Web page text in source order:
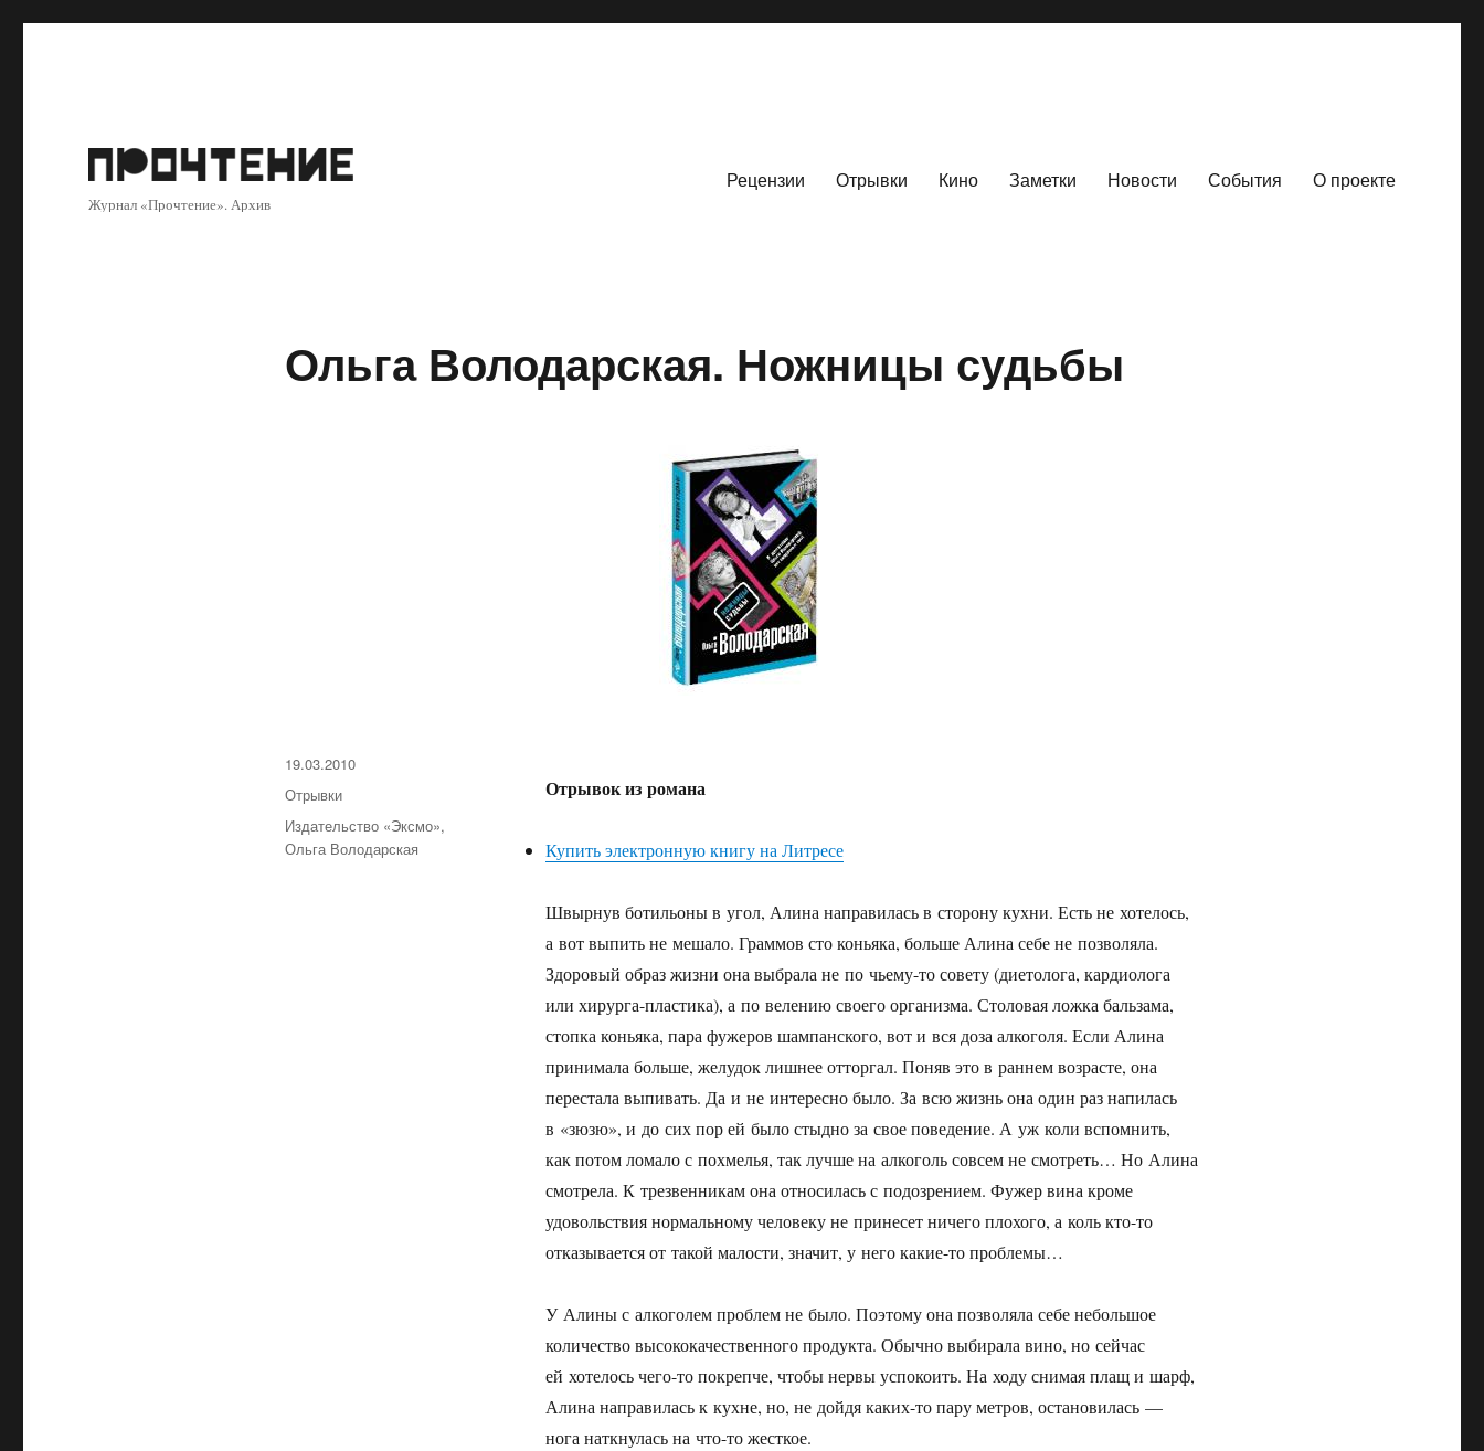
Журнал «Прочтение». Архив
Рецензии Отрывки Кино Заметки Новости События О проекте
Ольга Володарская. Ножницы судьбы
Отрывок из романа
Купить электронную книгу на Литресе
Швырнув ботильоны в угол, Алина направилась в сторону кухни. Есть не хотелось,
а вот выпить не мешало. Граммов сто коньяка, больше Алина себе не позволяла.
Здоровый образ жизни она выбрала не по чьему-то совету (диетолога, кардиолога
или хирурга-пластика), а по велению своего организма. Столовая ложка бальзама,
стопка коньяка, пара фужеров шампанского, вот и вся доза алкоголя. Если Алина
принимала больше, желудок лишнее отторгал. Поняв это в раннем возрасте, она
перестала выпивать. Да и не интересно было. За всю жизнь она один раз напилась
в «зюзю», и до сих пор ей было стыдно за свое поведение. А уж коли вспомнить,
как потом ломало с похмелья, так лучше на алкоголь совсем не смотреть… Но Алина
смотрела. К трезвенникам она относилась с подозрением. Фужер вина кроме
удовольствия нормальному человеку не принесет ничего плохого, а коль кто-то
отказывается от такой малости, значит, у него какие-то проблемы…
У Алины с алкоголем проблем не было. Поэтому она позволяла себе небольшое
количество высококачественного продукта. Обычно выбирала вино, но сейчас
ей хотелось чего-то покрепче, чтобы нервы успокоить. На ходу снимая плащ и шарф,
Алина направилась к кухне, но, не дойдя каких-то пару метров, остановилась —
нога наткнулась на что-то жесткое.
Опубликовано
19.03.2010
Рубрики
Отрывки
Метки
Издательство «Эксмо»,
Ольга Володарская